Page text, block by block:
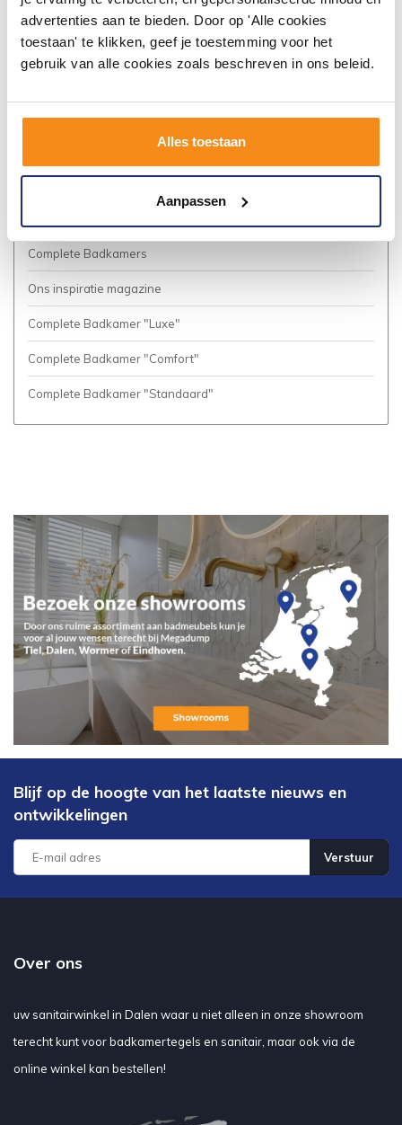
advertenties aan te bieden. Door op 'Alle cookies
toestaan' te klikken, geef je toestemming voor het
gebruik van alle cookies zoals beschreven in ons beleid.
Alles toestaan
Aanpassen
Algemene voorwaarden
Vacatures
Complete Badkamers
Ons inspiratie magazine
Complete Badkamer "Luxe"
Complete Badkamer "Comfort"
Complete Badkamer "Standaard"
Blijf op de hoogte van het laatste nieuws en
ontwikkelingen
Verstuur
Over ons
uw sanitairwinkel in Dalen waar u niet alleen in onze showroom
terecht kunt voor badkamertegels en sanitair, maar ook via de
online winkel kan bestellen!